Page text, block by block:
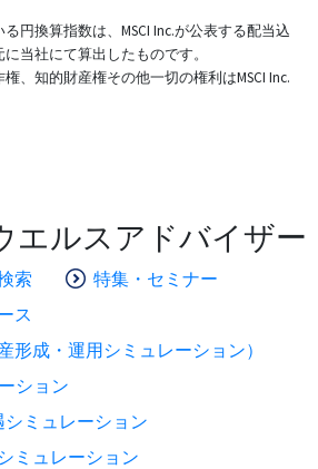
円換算指数は、MSCI Inc.が公表する配当込
当社にて算出したものです。
権、知的財産権その他一切の権利はMSCI Inc.
エルスアドバイザー
索
特集・セミナー
ス
形成・運用シミュレーション）
ション
シミュレーション
ミュレーション